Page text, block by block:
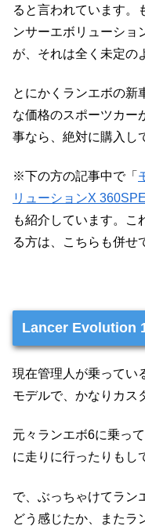
ると言われています。
ンサーエボリューショ
が、それは全く未定の
とにかくランエボの新
な価格のスポーツカー
事なら、絶対に購入し
※下の方の記事中で「
リューションX
も紹介しています。こ
る方は、こちらも併せ
Lancer Evolution
現在管理人が乗ってい
モデルで、かなりカス
元々ランエボ6に乗っ
に走りに行ったりもし
で、ぶっちゃけてラン
どう感じたか、またラ